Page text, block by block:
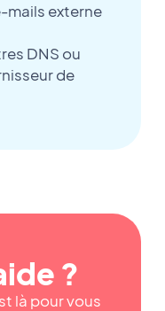
mails externe
DNS ou
de
?
là pour vous